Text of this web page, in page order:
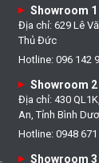
Showroom 1
Địa chỉ: 629 Lê
Thủ Đức
Hotline: 096 142
Showroom 2
Địa chỉ: 430
An, Tỉnh Bình
Hotline: 0948
Showroom 3